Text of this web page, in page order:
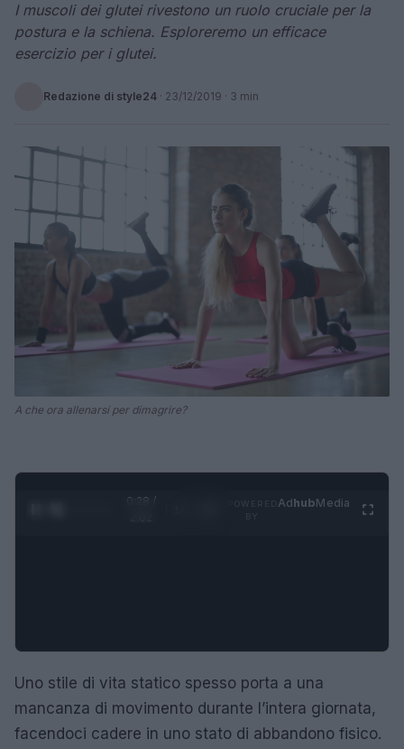
I muscoli dei glutei rivestono un ruolo cruciale per la
postura e la schiena. Esploreremo un efficace
esercizio per i glutei.
Redazione di style24 · 23/12/2019 · 3 min
A che ora allenarsi per dimagrire?
0:28 /
AdhubMedia
Uno stile di vita statico spesso porta a una
mancanza di movimento durante l’intera giornata,
facendoci cadere in uno stato di abbandono fisico.